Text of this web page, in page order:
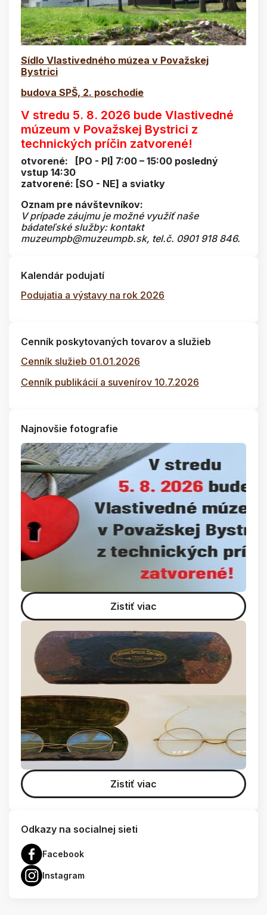
Sídlo Vlastivedného múzea v Považskej
Bystrici
budova SPŠ, 2. poschodie
V stredu 5. 8. 2026 bude Vlastivedné
múzeum v Považskej Bystrici z
technických príčin zatvorené!
otvorené: [PO - PI] 7:00 – 15:00 posledný
vstup 14:30
zatvorené: [SO - NE] a sviatky
Oznam pre návštevníkov:
V prípade záujmu je možné využiť naše
bádateľské služby: kontakt
muzeumpb@muzeumpb.sk, tel.č. 0901 918 846.
Kalendár podujatí
Podujatia a výstavy na rok 2026
Cenník poskytovaných tovarov a služieb
Cenník služieb 01.01.2026
Cenník publikácií a suvenírov 10.7.2026
Najnovšie fotografie
Zistiť viac
Zistiť viac
Odkazy na socialnej sieti
Facebook
Instagram